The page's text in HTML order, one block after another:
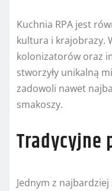
Kuchnia RPA jest
kultura i krajobrazy.
kolonizatorów oraz
stworzyły unikalną
zadowoli nawet
smakoszy.
Tradycyjne
Jednym z